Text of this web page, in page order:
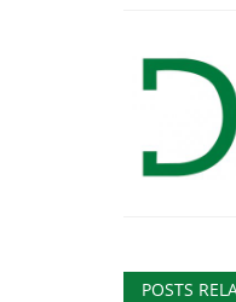
POSTS